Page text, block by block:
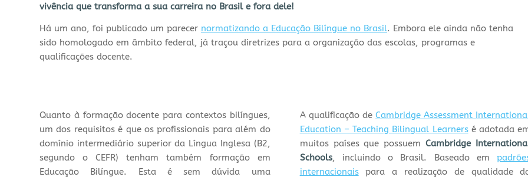
vivência que transforma a sua carreira no Brasil e fora dele!
Há um ano, foi publicado um parecer normatizando a Educação Bilíngue no Brasil. Embora ele ainda não tenha
sido homologado em âmbito federal, já traçou diretrizes para a organização das escolas, programas e
qualificações docente.
Quanto à formação docente para contextos bilíngues,
um dos requisitos é que os profissionais para além do
domínio intermediário superior da Língua Inglesa (B2,
segundo o CEFR) tenham também formação em
Educação Bilíngue. Esta é sem dúvida uma
A qualificação deCambridge Assessment
Education – Teaching Bilingual Learnersé adotada
muitos países que possuemCambridge
Schools, incluindo o Brasil. Baseado em
internacionais
para a realização de qualidade